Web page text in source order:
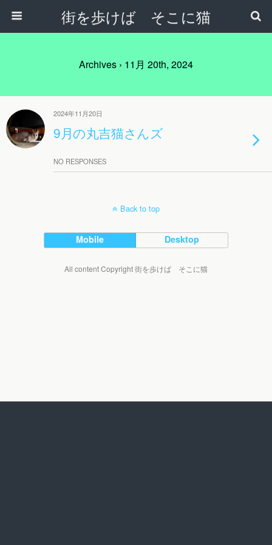
街を歩けば そこに猫
Archives › 11月 20th, 2024
2024年11月20日
9月の丸吉猫さんズ
NO RESPONSES
Back to top
Mobile Desktop
All content Copyright 街を歩けば そこに猫